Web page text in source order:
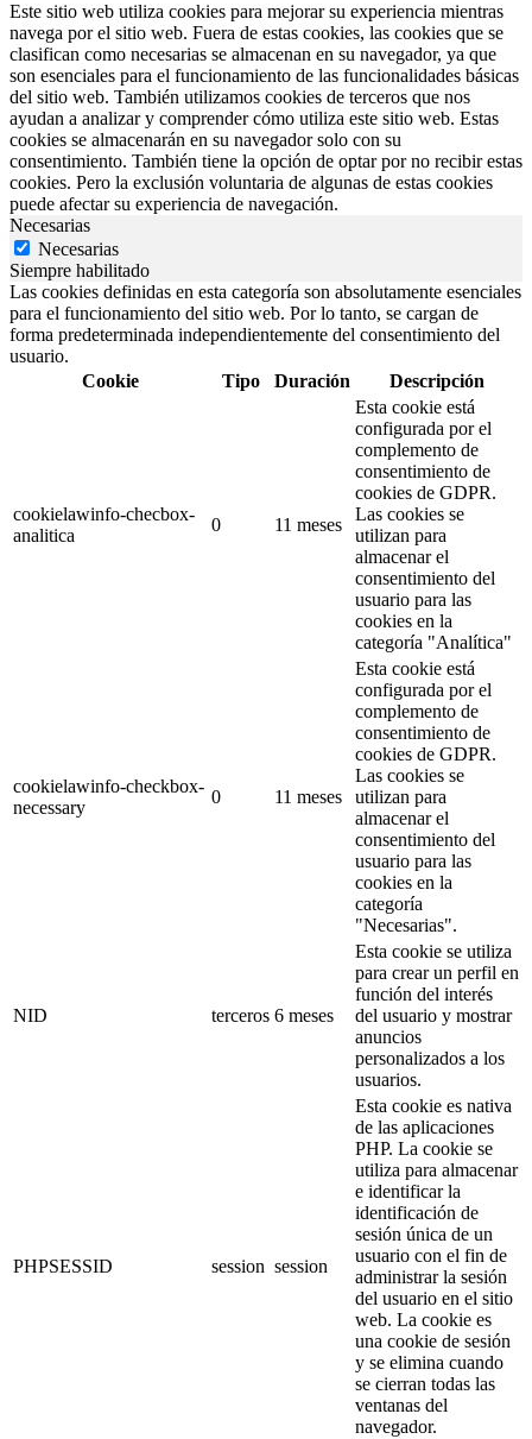
Este sitio web utiliza cookies para mejorar su experiencia mientras
navega por el sitio web. Fuera de estas cookies, las cookies que se
clasifican como necesarias se almacenan en su navegador, ya que
son esenciales para el funcionamiento de las funcionalidades básicas
del sitio web. También utilizamos cookies de terceros que nos
ayudan a analizar y comprender cómo utiliza este sitio web. Estas
cookies se almacenarán en su navegador solo con su
consentimiento. También tiene la opción de optar por no recibir estas
cookies. Pero la exclusión voluntaria de algunas de estas cookies
puede afectar su experiencia de navegación.
Necesarias
Necesarias
Siempre habilitado
Las cookies definidas en esta categoría son absolutamente esenciales
para el funcionamiento del sitio web. Por lo tanto, se cargan de
forma predeterminada independientemente del consentimiento del
usuario.
Cookie
Tipo Duración Descripción
cookielawinfo-checbox-
analitica
0 11 meses
Esta cookie está
configurada por el
complemento de
consentimiento de
cookies de GDPR.
Las cookies se
utilizan para
almacenar el
consentimiento del
usuario para las
cookies en la
categoría "Analítica"
cookielawinfo-checkbox-
necessary
0 11 meses
Esta cookie está
configurada por el
complemento de
consentimiento de
cookies de GDPR.
Las cookies se
utilizan para
almacenar el
consentimiento del
usuario para las
cookies en la
categoría
"Necesarias".
NID terceros 6 meses
Esta cookie se utiliza
para crear un perfil en
función del interés
del usuario y mostrar
anuncios
personalizados a los
usuarios.
PHPSESSID session session
Esta cookie es nativa
de las aplicaciones
PHP. La cookie se
utiliza para almacenar
e identificar la
identificación de
sesión única de un
usuario con el fin de
administrar la sesión
del usuario en el sitio
web. La cookie es
una cookie de sesión
y se elimina cuando
se cierran todas las
ventanas del
navegador.